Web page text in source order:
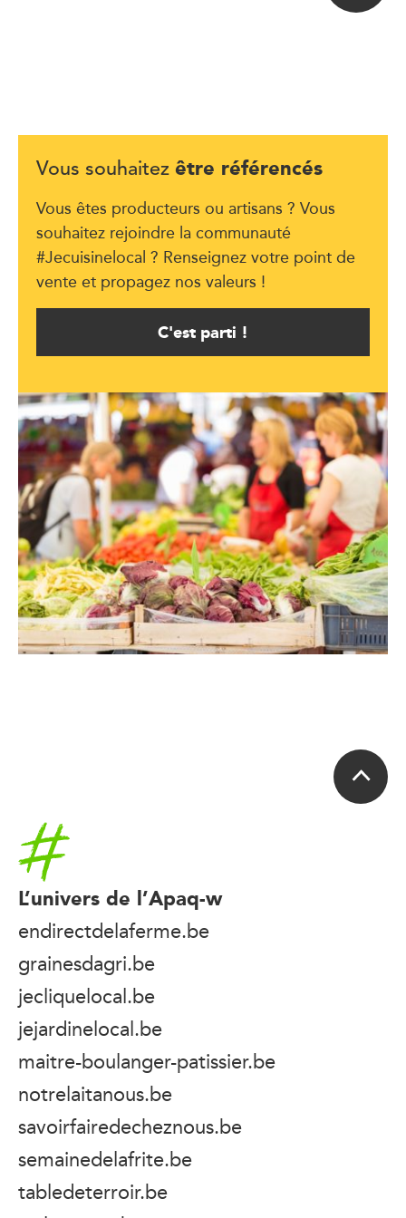
Vous souhaitez être référencés
Vous êtes producteurs ou artisans ? Vous
souhaitez rejoindre la communauté
#Jecuisinelocal ? Renseignez votre point de
vente et propagez nos valeurs !
C'est parti !
Accueil
L’univers de l’Apaq-w
endirectdelaferme.be
grainesdagri.be
jecliquelocal.be
jejardinelocal.be
maitre-boulanger-patissier.be
notrelaitanous.be
savoirfairedecheznous.be
semainedelafrite.be
tabledeterroir.be